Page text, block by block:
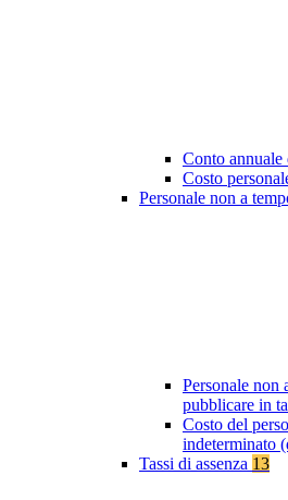
Conto annuale
Costo
Personale non a
Personale non
pubblicare in
Costo del
indeterminato
Tassi di assenza 13